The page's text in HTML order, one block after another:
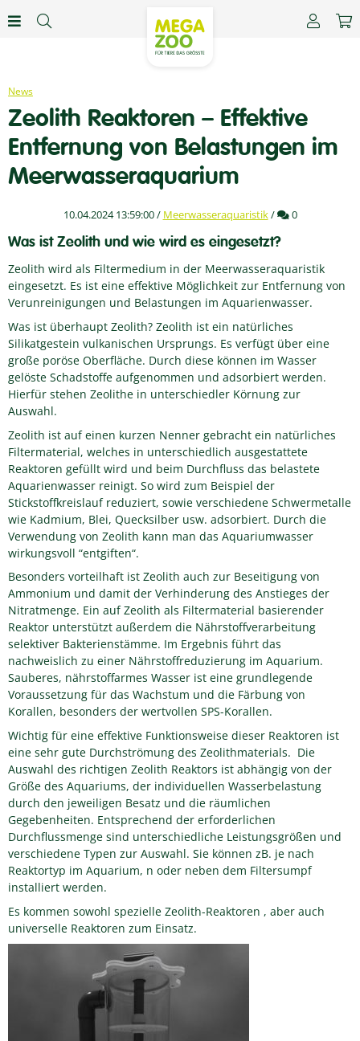
News
Zeolith Reaktoren – Effektive
Entfernung von Belastungen im
Meerwasseraquarium
10.04.2024 13:59:00/ Meerwasseraquaristik/ Kommentare
0
Was ist Zeolith und wie wird es eingesetzt?
Zeolith wird als Filtermedium in der Meerwasseraquaristik
eingesetzt. Es ist eine effektive Möglichkeit zur Entfernung von
Verunreinigungen und Belastungen im Aquarienwasser.
Was ist überhaupt Zeolith? Zeolith ist ein natürliches
Silikatgestein vulkanischen Ursprungs. Es verfügt über eine
große poröse Oberfläche. Durch diese können im Wasser
gelöste Schadstoffe aufgenommen und adsorbiert werden.
Hierfür stehen Zeolithe in unterschiedler Körnung zur
Auswahl.
Zeolith ist auf einen kurzen Nenner gebracht ein natürliches
Filtermaterial, welches in unterschiedlich ausgestattete
Reaktoren gefüllt wird und beim Durchfluss das belastete
Aquarienwasser reinigt. So wird zum Beispiel der
Stickstoffkreislauf reduziert, sowie verschiedene Schwermetalle
wie Kadmium, Blei, Quecksilber usw. adsorbiert. Durch die
Verwendung von Zeolith kann man das Aquariumwasser
wirkungsvoll “entgiften“.
Besonders vorteilhaft ist Zeolith auch zur Beseitigung von
Ammonium und damit der Verhinderung des Anstieges der
Nitratmenge. Ein auf Zeolith als Filtermaterial basierender
Reaktor unterstützt außerdem die Nährstoffverarbeitung
selektiver Bakterienstämme. Im Ergebnis führt das
nachweislich zu einer Nährstoffreduzierung im Aquarium.
Sauberes, nährstoffarmes Wasser ist eine grundlegende
Voraussetzung für das Wachstum und die Färbung von
Korallen, besonders der wertvollen SPS-Korallen.
Wichtig für eine effektive Funktionsweise dieser Reaktoren ist
eine sehr gute Durchströmung des Zeolithmaterials. Die
Auswahl des richtigen Zeolith Reaktors ist abhängig von der
Größe des Aquariums, der individuellen Wasserbelastung
durch den jeweiligen Besatz und die räumlichen
Gegebenheiten. Entsprechend der erforderlichen
Durchflussmenge sind unterschiedliche Leistungsgrößen und
verschiedene Typen zur Auswahl. Sie können zB. je nach
Reaktortyp im Aquarium, n oder neben dem Filtersumpf
installiert werden.
Es kommen sowohl spezielle Zeolith-Reaktoren , aber auch
universelle Reaktoren zum Einsatz.